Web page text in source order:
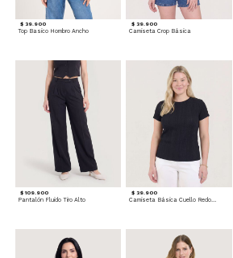
$ 39.900
Top Basico Hombro Ancho
$ 39.900
Camiseta Crop Básica
$ 109.900
Pantalón Fluido Tiro Alto
$ 39.900
Camiseta Básica Cuello Redondo